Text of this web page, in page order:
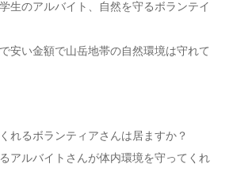
生のアルバイト、自然を守るボランテイ
安い金額で山岳地帯の自然環境は守れて
れるボランティアさんは居ますか？
アルバイトさんが体内環境を守ってくれ